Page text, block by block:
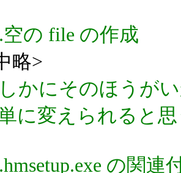
空の file の作成
略>
かにそのほうが
に変えられると
の関連